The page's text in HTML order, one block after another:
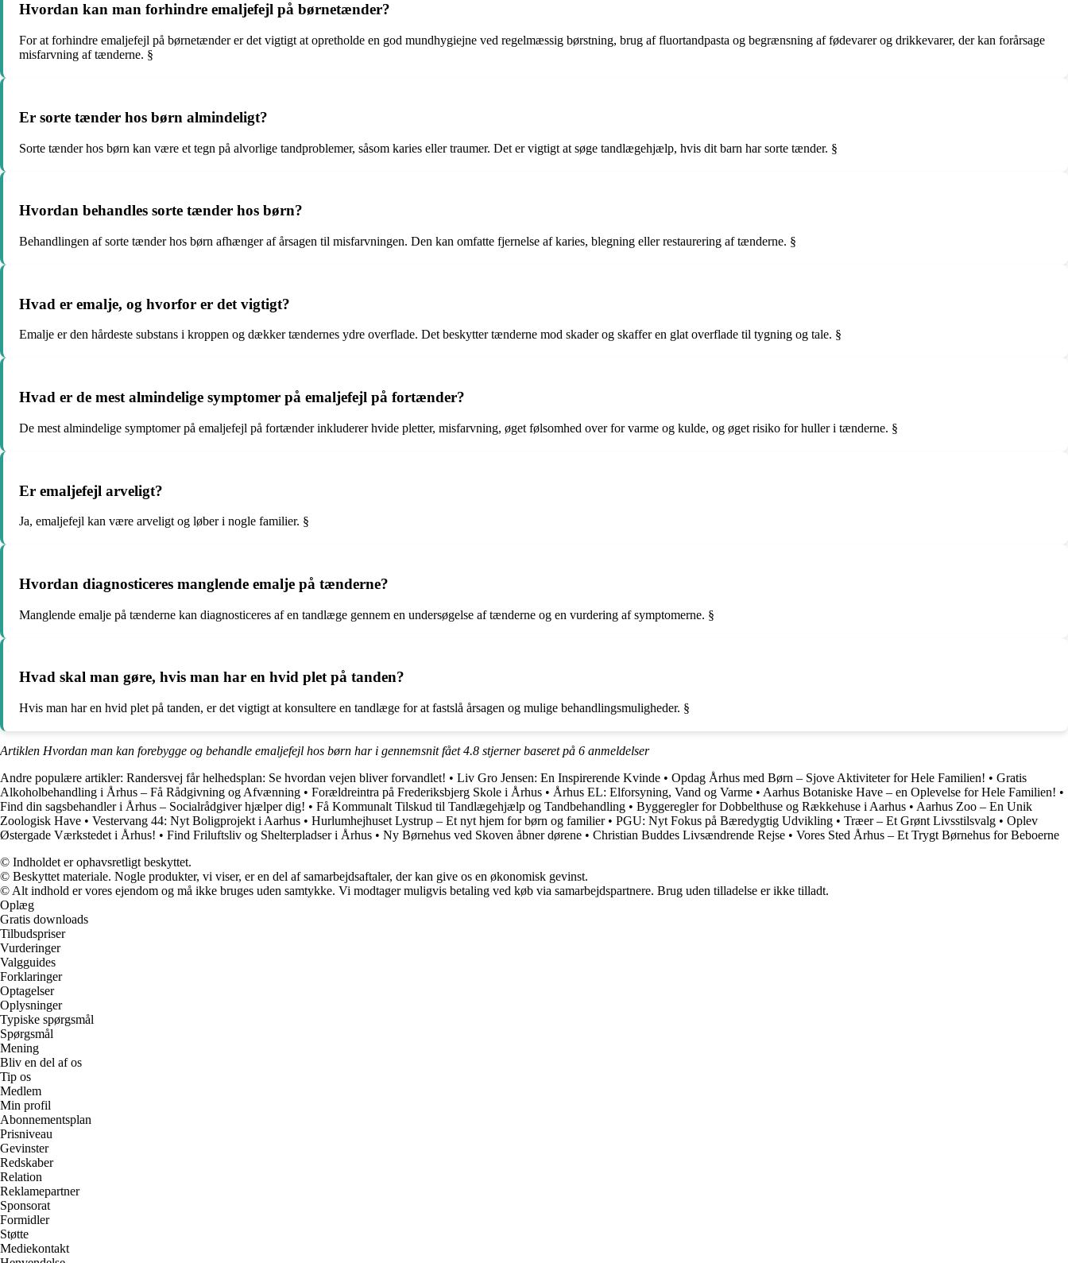
Hvordan kan man forhindre emaljefejl på børnetænder?
For at forhindre emaljefejl på børnetænder er det vigtigt at opretholde en god mundhygiejne ved regelmæssig børstning, brug af fluortandpasta og begrænsning af fødevarer og drikkevarer, der kan forårsage
misfarvning af tænderne. §
Er sorte tænder hos børn almindeligt?
Sorte tænder hos børn kan være et tegn på alvorlige tandproblemer, såsom karies eller traumer. Det er vigtigt at søge tandlægehjælp, hvis dit barn har sorte tænder. §
Hvordan behandles sorte tænder hos børn?
Behandlingen af sorte tænder hos børn afhænger af årsagen til misfarvningen. Den kan omfatte fjernelse af karies, blegning eller restaurering af tænderne. §
Hvad er emalje, og hvorfor er det vigtigt?
Emalje er den hårdeste substans i kroppen og dækker tændernes ydre overflade. Det beskytter tænderne mod skader og skaffer en glat overflade til tygning og tale. §
Hvad er de mest almindelige symptomer på emaljefejl på fortænder?
De mest almindelige symptomer på emaljefejl på fortænder inkluderer hvide pletter, misfarvning, øget følsomhed over for varme og kulde, og øget risiko for huller i tænderne. §
Er emaljefejl arveligt?
Ja, emaljefejl kan være arveligt og løber i nogle familier. §
Hvordan diagnosticeres manglende emalje på tænderne?
Manglende emalje på tænderne kan diagnosticeres af en tandlæge gennem en undersøgelse af tænderne og en vurdering af symptomerne. §
Hvad skal man gøre, hvis man har en hvid plet på tanden?
Hvis man har en hvid plet på tanden, er det vigtigt at konsultere en tandlæge for at fastslå årsagen og mulige behandlingsmuligheder. §
Artiklen Hvordan man kan forebygge og behandle emaljefejl hos børn har i gennemsnit fået4.8 stjerner baseret på 6 anmeldelser
Andre populære artikler: Randersvej får helhedsplan: Se hvordan vejen bliver forvandlet! • Liv Gro Jensen: En Inspirerende Kvinde • Opdag Århus med Børn – Sjove Aktiviteter for Hele Familien! • Gratis
Alkoholbehandling i Århus – Få Rådgivning og Afvænning • Forældreintra på Frederiksbjerg Skole i Århus • Århus EL: Elforsyning, Vand og Varme • Aarhus Botaniske Have – en Oplevelse for Hele Familien! •
Find din sagsbehandler i Århus – Socialrådgiver hjælper dig! • Få Kommunalt Tilskud til Tandlægehjælp og Tandbehandling • Byggeregler for Dobbelthuse og Rækkehuse i Aarhus • Aarhus Zoo – En Unik
Zoologisk Have • Vestervang 44: Nyt Boligprojekt i Aarhus • Hurlumhejhuset Lystrup – Et nyt hjem for børn og familier• PGU: Nyt Fokus på Bæredygtig Udvikling • Træer – Et Grønt Livsstilsvalg • Oplev
Østergade Værkstedet i Århus! • Find Friluftsliv og Shelterpladser i Århus • Ny Børnehus ved Skoven åbner dørene • Christian Buddes Livsændrende Rejse • Vores Sted Århus – Et Trygt Børnehus for Beboerne
© Indholdet er ophavsretligt beskyttet.
© Beskyttet materiale. Nogle produkter, vi viser, er en del af samarbejdsaftaler, der kan give os en økonomisk gevinst.
© Alt indhold er vores ejendom og må ikke bruges uden samtykke. Vi modtager muligvis betaling ved køb via samarbejdspartnere. Brug uden tilladelse er ikke tilladt.
Oplæg
Gratis downloads
Tilbudspriser
Vurderinger
Valgguides
Forklaringer
Optagelser
Oplysninger
Typiske spørgsmål
Spørgsmål
Mening
Bliv en del af os
Tip os
Medlem
Min profil
Abonnementsplan
Prisniveau
Gevinster
Redskaber
Relation
Reklamepartner
Sponsorat
Formidler
Støtte
Mediekontakt